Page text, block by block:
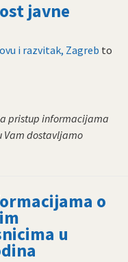
javne
i razvitak, Zagreb to
pristup informacijama
Vam dostavljamo
o
u